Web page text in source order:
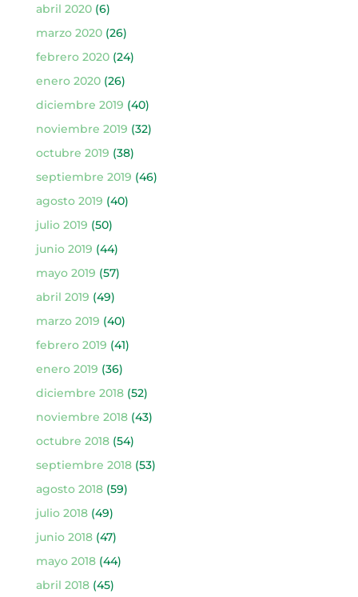
abril 2020(6)
marzo 2020(26)
febrero 2020(24)
enero 2020(26)
diciembre 2019 (40)
noviembre 2019 (32)
octubre 2019 (38)
septiembre 2019 (46)
agosto 2019 (40)
julio 2019 (50)
junio 2019 (44)
mayo 2019 (57)
abril 2019 (49)
marzo 2019 (40)
febrero 2019 (41)
enero 2019 (36)
diciembre 2018(52)
noviembre 2018(43)
octubre 2018(54)
septiembre 2018(53)
agosto 2018(59)
julio 2018(49)
junio 2018(47)
mayo 2018(44)
abril 2018(45)